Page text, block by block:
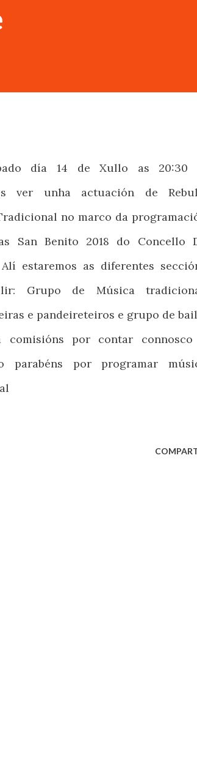
día 14 de Xullo as 20:30
ver unha actuación de
no marco da
San Benito 2018 do Concello
estaremos as diferentes
Grupo de Música
e pandeireteiros e grupo de
comisións por contar
parabéns por programar